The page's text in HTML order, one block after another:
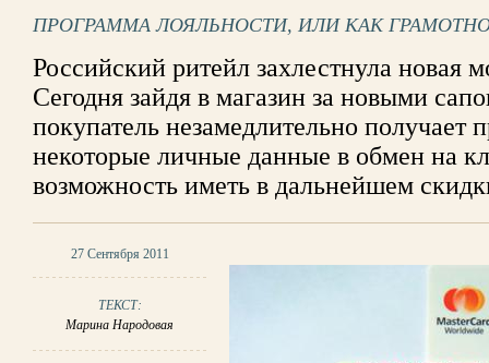
ПРОГРАММА ЛОЯЛЬНОСТИ, ИЛИ КАК
Российский ритейл захлестнула новая
Сегодня зайдя в магазин за новыми
покупатель незамедлительно получает
некоторые личные данные в обмен на
возможность иметь в дальнейшем
27 Сентября 2011
ТЕКСТ:
Марина Народовая